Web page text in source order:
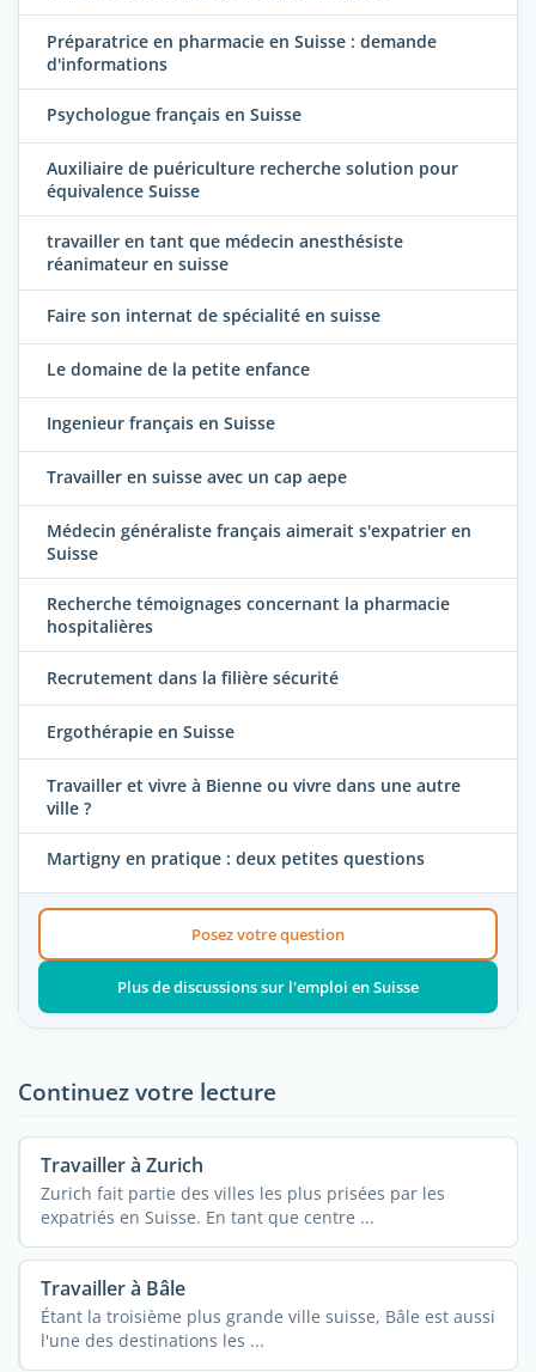
Préparatrice en pharmacie en Suisse : demande
d'informations
Psychologue français en Suisse
Auxiliaire de puériculture recherche solution pour
équivalence Suisse
travailler en tant que médecin anesthésiste
réanimateur en suisse
Faire son internat de spécialité en suisse
Le domaine de la petite enfance
Ingenieur français en Suisse
Travailler en suisse avec un cap aepe
Médecin généraliste français aimerait s'expatrier en
Suisse
Recherche témoignages concernant la pharmacie
hospitalières
Recrutement dans la filière sécurité
Ergothérapie en Suisse
Travailler et vivre à Bienne ou vivre dans une autre
ville ?
Martigny en pratique : deux petites questions
Posez votre question
Plus de discussions sur l'emploi en Suisse
Continuez votre lecture
Travailler à Zurich
Zurich fait partie des villes les plus prisées par les
expatriés en Suisse. En tant que centre ...
Travailler à Bâle
Étant la troisième plus grande ville suisse, Bâle est aussi
l'une des destinations les ...